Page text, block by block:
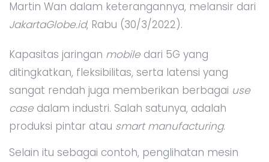
Martin Wan dalam keterangannya, melansir dari
JakartaGlobe.id, Rabu (30/3/2022).
Kapasitas jaringan mobile dari 5G yang
ditingkatkan, fleksibilitas, serta latensi yang
sangat rendah juga memberikan berbagai use
case dalam industri. Salah satunya, adalah
produksi pintar atau smart manufacturing.
Selain itu sebagai contoh, penglihatan mesin